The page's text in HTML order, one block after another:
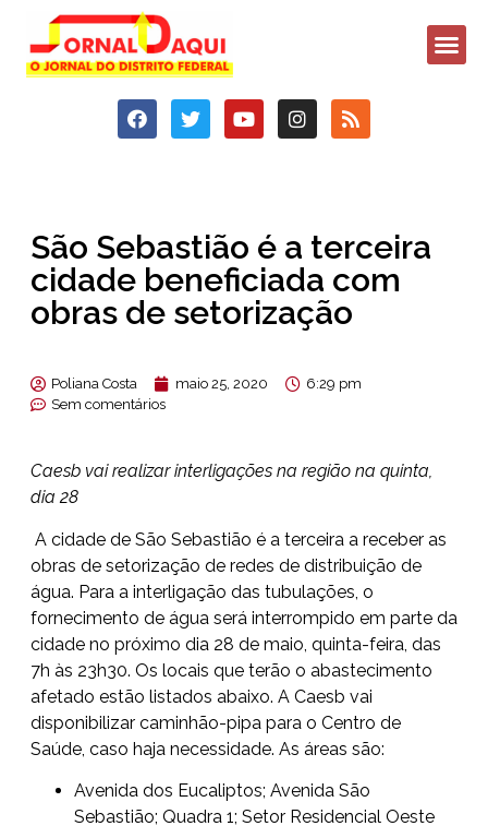
São Sebastião é a terceira
cidade beneficiada com
obras de setorização
Poliana Costa maio 25, 2020
6:29 pm
Sem comentários
Caesb vai realizar interligações na região na quinta,
dia 28
A cidade de São Sebastião é a terceira a receber as
obras de setorização de redes de distribuição de
água. Para a interligação das tubulações, o
fornecimento de água será interrompido em parte da
cidade no próximo dia 28 de maio, quinta-feira, das
7h às 23h30. Os locais que terão o abastecimento
afetado estão listados abaixo. A Caesb vai
disponibilizar caminhão-pipa para o Centro de
Saúde, caso haja necessidade. As áreas são:
Avenida dos Eucaliptos; Avenida São
Sebastião; Quadra 1; Setor Residencial Oeste